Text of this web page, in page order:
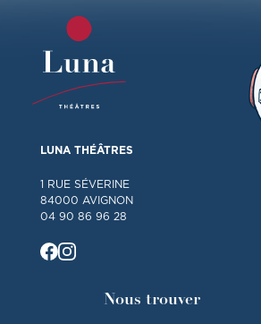
LUNA THÉÂTRES
1 RUE SÉVERINE
84000 AVIGNON
04 90 86 96 28
Nous trouver